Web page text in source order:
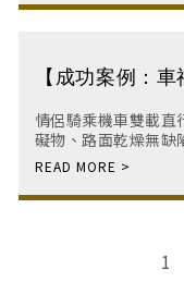
【成功案例：
情侶騎乘機車雙載
礙物、路面乾燥無缺
不料被告騎乘機車疏
撞，導致車禍發生。
1